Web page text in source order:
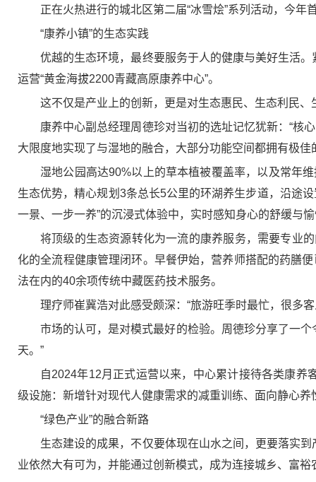
正在火热进行的城北区第二届“冰雪烩”系列活动，今
“康养小镇”的生态实践
优越的生态环境，最终要服务于人的健康与美好生活
运营“黄金海拔2200青藏高原康养中心”。
这不仅是产业上的创新，更是对生态惠民、生态利民
康养中心副总经理周德珍对当初的选址记忆犹新：“核
大限度地实现了与湿地的融合，大部分功能空间都拥有极
湿地公园高达90%以上的草本植被覆盖率，以及常年
生态优势，精心规划3条总长5公里的环湖养生步道，沿途
一景、一步一养”的沉浸式体验中，实时感知身心的舒缓与
将顶级的生态资源转化为一流的康养服务，需要专业
化的全流程健康管理闭环。早餐伊始，营养师搭配的药膳
法在内的40余项传统中藏医药技术服务。
理疗师崔冀浩对此感受颇深：“旅游旺季时最忙，很多
市场的认可，是对模式最好的检验。周德珍分享了一
天。”
自2024年12月正式运营以来，中心累计接待各类康
级设施：新增针对现代人健康需求的减重训练、面向静心
“绿色产业”的融合新路
生态建设的成果，不仅要体现在山水之间，更要落实
业依然大有可为，并能通过创新模式，成为连接城乡、富